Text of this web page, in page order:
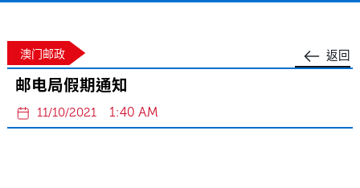
返回
澳门邮政
邮电局假期通知
11/10/2021 1:40 AM